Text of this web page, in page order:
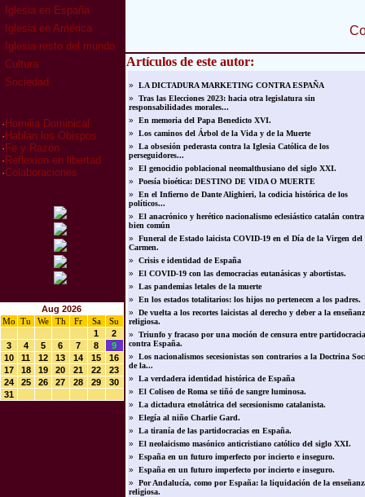
Iglesia en España
Iglesia en América
Iglesia resto del mundo
Cultura
Sociedad
· Homilia Dominical
· Hablan los Obispos
· Fe y Razón
· Reflexion en libertad
·Colaboraciones
Aug 2026
Mo
Tu We Th Fr Sa
Su
1
2
3
4 5 6 7 8
9
10
11 12 13 14 15
16
17
18 19 20 21 22
23
24
25 26 27 28 29
30
31
Artículos de este autor:
»
LA DICTADURA MARKETING CONTRA ESPAÑA
»
Tras las Elecciones 2023: hacia otra legislatura sin
responsabilidades morales...
»
En memoria del Papa Benedicto XVI.
»
Los caminos del Árbol de la Vida y de la Muerte
»
La obsesión pederasta contra la Iglesia Católica de los
perseguidores...
»
El genocidio poblacional neomalthusiano del siglo XXI.
»
Poesía bioética: DESTINO DE VIDA O MUERTE
»
En el Infierno de Dante Alighieri, la codicia histórica de los
políticos...
»
El anacrónico y herético nacionalismo eclesiástico catalán
bien común
»
Funeral de Estado laicista COVID-19 en el Día de la Virgen del
Carmen.
»
Crisis e identidad de España
»
El COVID-19 con las democracias eutanásicas y abortistas.
»
Las pandemias letales de la muerte
»
En los estados totalitarios: los hijos no pertenecen a los padres.
»
De vuelta a los recortes laicistas al derecho y deber a la
religiosa.
»
Triunfo y fracaso por una moción de censura entre
contra España.
»
Los nacionalismos secesionistas son contrarios a la Doctrina
de la...
»
La verdadera identidad histórica de España
»
El Coliseo de Roma se tiñó de sangre luminosa.
»
La dictadura etnolátrica del secesionismo catalanista.
»
Elegía al niño Charlie Gard.
»
La tiranía de las partidocracias en España.
»
El neolaicismo masónico anticristiano católico del siglo XXI.
»
España en un futuro imperfecto por incierto e inseguro.
»
España en un futuro imperfecto por incierto e inseguro.
»
Por Andalucía, como por España: la liquidación de la
religiosa.